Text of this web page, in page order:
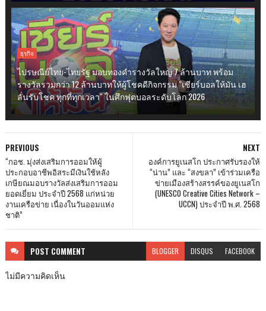
ธุรกิจ
ไปรษณีย์ไทย-ไทยรัฐ มอบทองคำรางวัลใหญ่ 7 ล้านบาท พร้อม
รางวัลรวมกว่า 12 ล้านบาทให้ผู้โชคดีกิจกรรม "เชียร์บอลให้มัน เฮ
ลั่นรับโชค ทุกที่ทุกเวลา" ในศึกฟุตบอลระดับโลก 2026
NEXT
องค์การยูเนสโก ประกาศรับรองให้
“น่าน” และ “สงขลา” เข้าร่วมเครือ
ข่ายเมืองสร้างสรรค์ของยูเนสโก
(UNESCO Creative Cities Network –
UCCN) ประจำปี พ.ศ. 2568
PREVIOUS
“กอช. มุ่งส่งเสริมการออมให้ผู้
ประกอบอาชีพอิสระมีเงินใช้หลัง
เกษียณมอบรางวัลส่งเสริมการออม
ยอดเยี่ยม ประจำปี 2568 แก่หน่วย
งานเครือข่าย เนื่องในวันออมแห่ง
ชาติ”
POST COMMENT BLOGGER DISQUS FACEBOOK
ไม่มีความคิดเห็น